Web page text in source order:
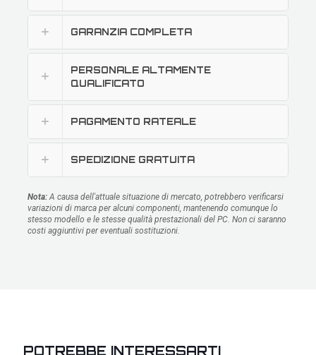
GARANZIA COMPLETA
PERSONALE ALTAMENTE
QUALIFICATO
PAGAMENTO RATEALE
SPEDIZIONE GRATUITA
Nota: A causa dell'attuale situazione di mercato, potrebbero verificarsi
variazioni di marca per alcuni componenti, mantenendo comunque lo
stesso modello e le stesse qualità prestazionali del PC. Non ci saranno
costi aggiuntivi per eventuali sostituzioni.
POTREBBE INTERESSARTI